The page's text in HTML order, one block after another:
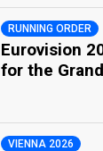
RUNNING ORDER
Eurovision
for the
VIENNA 2026